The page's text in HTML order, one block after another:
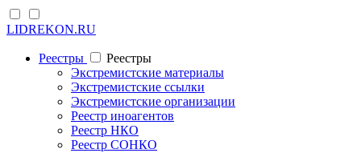
LIDREKON.RU
Реестры
Реестры
Экстремистские материалы
Экстремистские ссылки
Экстремистские организации
Реестр иноагентов
Реестр НКО
Реестр СОНКО